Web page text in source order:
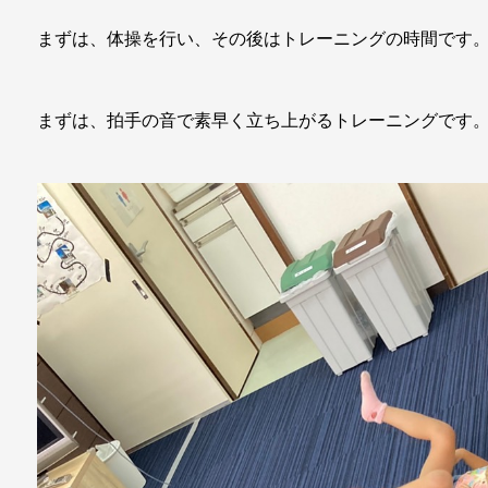
まずは、体操を行い、その後はトレーニングの時間です
まずは、拍手の音で素早く立ち上がるトレーニングです